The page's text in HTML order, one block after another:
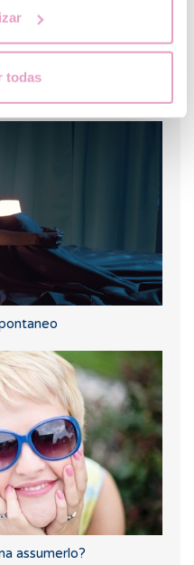
todas
avrà il mio
assumerlo?